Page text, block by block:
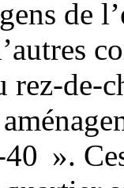
de
rez-de-
».